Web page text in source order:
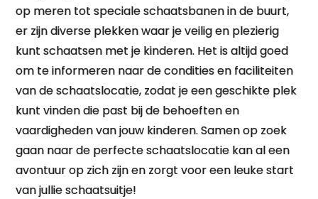
op meren tot speciale schaatsbanen in de buurt,
er zijn diverse plekken waar je veilig en plezierig
kunt schaatsen met je kinderen. Het is altijd goed
om te informeren naar de condities en faciliteiten
van de schaatslocatie, zodat je een geschikte plek
kunt vinden die past bij de behoeften en
vaardigheden van jouw kinderen. Samen op zoek
gaan naar de perfecte schaatslocatie kan al een
avontuur op zich zijn en zorgt voor een leuke start
van jullie schaatsuitje!